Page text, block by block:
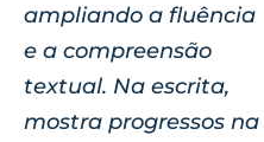
ampliando a fluência
e a compreensão
textual. Na escrita,
mostra progressos na